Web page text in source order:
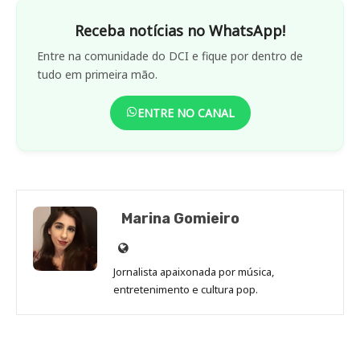
Receba notícias no WhatsApp!
Entre na comunidade do DCI e fique por dentro de
tudo em primeira mão.
ENTRE NO CANAL
Marina Gomieiro
Site
de
Marina
Jornalista apaixonada por música,
entretenimento e cultura pop.